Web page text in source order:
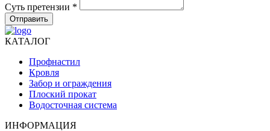
Суть претензии *
Отправить
КАТАЛОГ
Профнастил
Кровля
Забор и ограждения
Плоский прокат
Водосточная система
ИНФОРМАЦИЯ